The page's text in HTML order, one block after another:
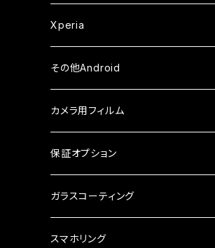
セラミックフィルム
セラミックフィルム
ガラスフィルム
ケース・カバー
iPhone6
ガラスフィルム
ケース・カバー
ケース
ガラスフィルム
ケース
iPhone7Plus
ガラスフィルム
ケース
iPhone8Plus
ガラスフィルム
ケース
セラミックフィルム
ケース
ガラスフィルム
セラミックフィルム
ケース
Xperia
ガラスフィルム
その他Android
AQUOS
ガラスフィルム
arrows
ガラスフィルム
シンプルスマホ
ガラスフィルム
らくらくスマホ
カメラ用フィルム
iPhone
iPhone17e
iPhone17ProMax
Android
保証オプション
ガラスコーティング
スマホリング